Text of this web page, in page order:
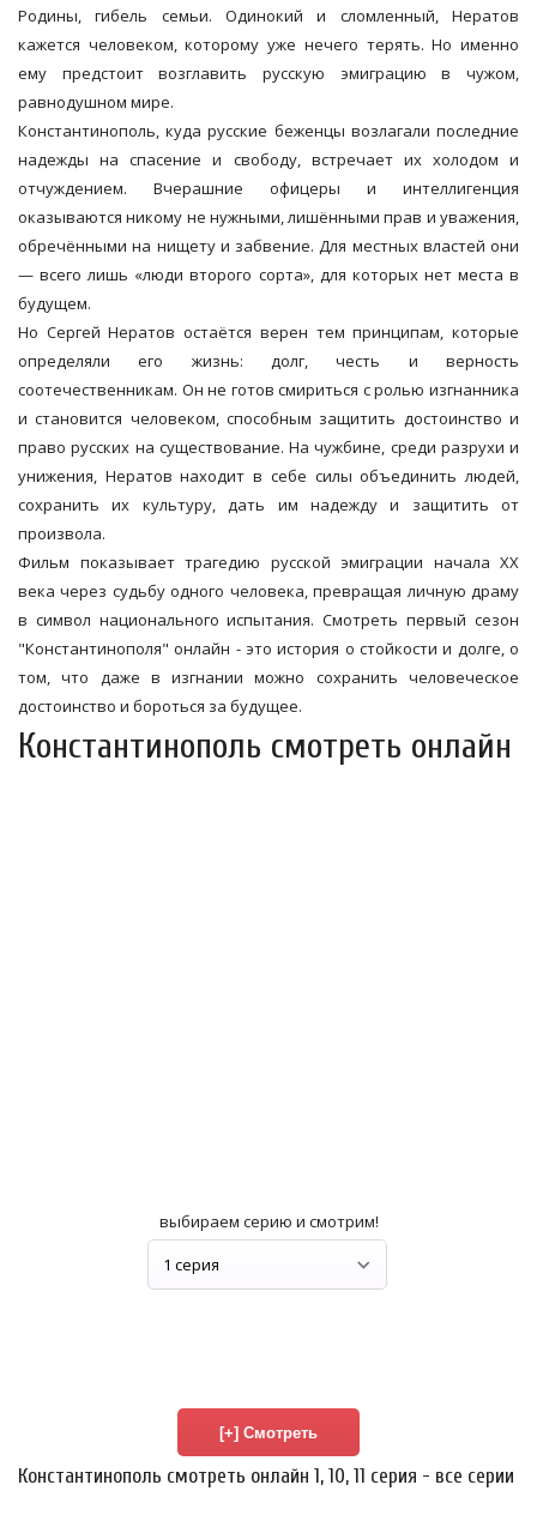
Родины, гибель семьи. Одинокий и сломленный, Нератов
кажется человеком, которому уже нечего терять. Но именно
ему предстоит возглавить русскую эмиграцию в чужом,
равнодушном мире.
Константинополь, куда русские беженцы возлагали последние
надежды на спасение и свободу, встречает их холодом и
отчуждением. Вчерашние офицеры и интеллигенция
оказываются никому не нужными, лишёнными прав и уважения,
обречёнными на нищету и забвение. Для местных властей они
— всего лишь «люди второго сорта», для которых нет места в
будущем.
Но Сергей Нератов остаётся верен тем принципам, которые
определяли его жизнь: долг, честь и верность
соотечественникам. Он не готов смириться с ролью изгнанника
и становится человеком, способным защитить достоинство и
право русских на существование. На чужбине, среди разрухи и
унижения, Нератов находит в себе силы объединить людей,
сохранить их культуру, дать им надежду и защитить от
произвола.
Фильм показывает трагедию русской эмиграции начала XX
века через судьбу одного человека, превращая личную драму
в символ национального испытания. Смотреть первый сезон
"Константинополя" онлайн - это история о стойкости и долге, о
том, что даже в изгнании можно сохранить человеческое
достоинство и бороться за будущее.
Константинополь смотреть онлайн
выбираем серию и смотрим!
Константинополь смотреть онлайн 1, 10, 11 серия - все серии